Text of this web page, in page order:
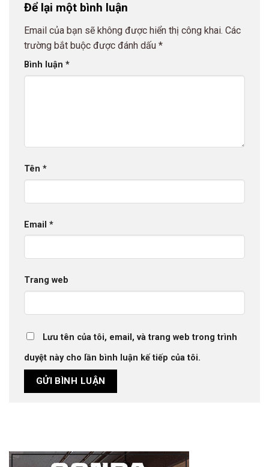
Để lại một bình luận
Email của bạn sẽ không được hiển thị công khai. Các
trường bắt buộc được đánh dấu *
Bình luận *
Tên *
Email *
Trang web
Lưu tên của tôi, email, và trang web trong trình
duyệt này cho lần bình luận kế tiếp của tôi.